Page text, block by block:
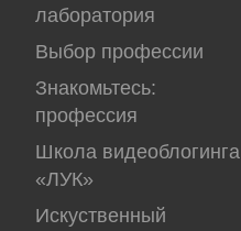
лаборатория
Выбор профессии
Знакомьтесь:
профессия
Школа видеоблогинга
«ЛУК»
Искуственный